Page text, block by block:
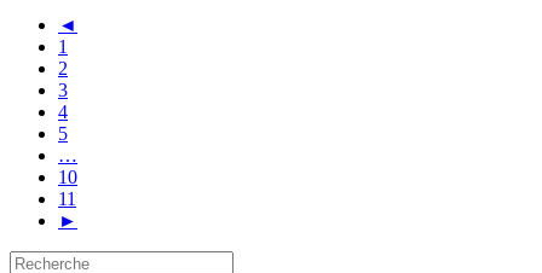
◄
1
2
3
4
5
…
10
11
►
Recherche